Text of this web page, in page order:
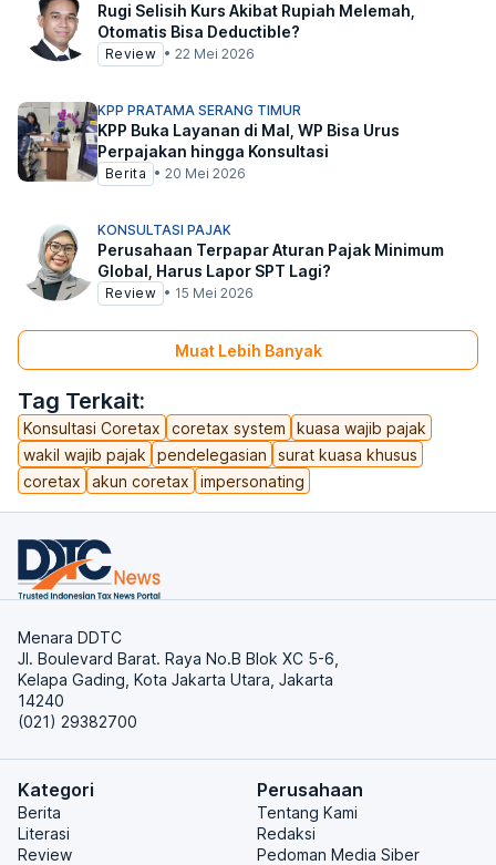
Tag Terkait:
Konsultasi Coretax coretax system
kuasa wajib pajak
wakil wajib pajak
pendelegasian
surat kuasa khusus
coretax
akun coretax impersonating
Rugi Selisih Kurs Akibat Rupiah Melemah,
Otomatis Bisa Deductible?
Review • 22 Mei 2026
KPP PRATAMA SERANG TIMUR
KPP Buka Layanan di Mal, WP Bisa Urus
Perpajakan hingga Konsultasi
Berita • 20 Mei 2026
KONSULTASI PAJAK
Perusahaan Terpapar Aturan Pajak Minimum
Global, Harus Lapor SPT Lagi?
Review • 15 Mei 2026
Muat Lebih Banyak
Menara DDTC
Jl. Boulevard Barat. Raya No.B Blok XC 5-6,
Kelapa Gading, Kota Jakarta Utara, Jakarta
14240
(021) 29382700
Kategori
Berita
Literasi
Review
Perusahaan
Tentang Kami
Redaksi
Pedoman Media Siber